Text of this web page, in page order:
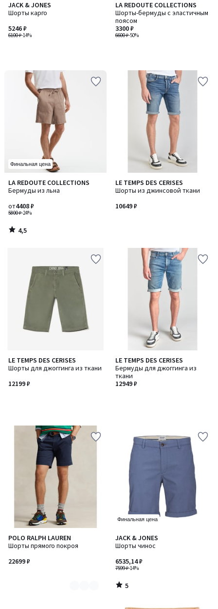
JACK & JONES
Шорты карго
6100 ₽-14%
5246 ₽
LA REDOUTE COLLECTIONS
Шорты-бермуды с эластичным
поясом
6600 ₽-50%
3300 ₽
Финальная цена
LA REDOUTE COLLECTIONS
Бермуды из льна
5800 ₽-24%
от4408 ₽
4,5
/ 5
4,5
/
LE TEMPS DES CERISES
Шорты из джинсовой ткани
10649 ₽
LE TEMPS DES CERISES
Шорты для джоггинга из ткани
12199 ₽
LE TEMPS DES CERISES
Бермуды для джоггинга из
ткани
12949 ₽
POLO RALPH LAUREN
Шорты прямого покроя
22699 ₽
Количество
цветов:
2
Финальная цена
JACK & JONES
Шорты чинос
7599 ₽-14%
6535,14 ₽
5
/
5
/